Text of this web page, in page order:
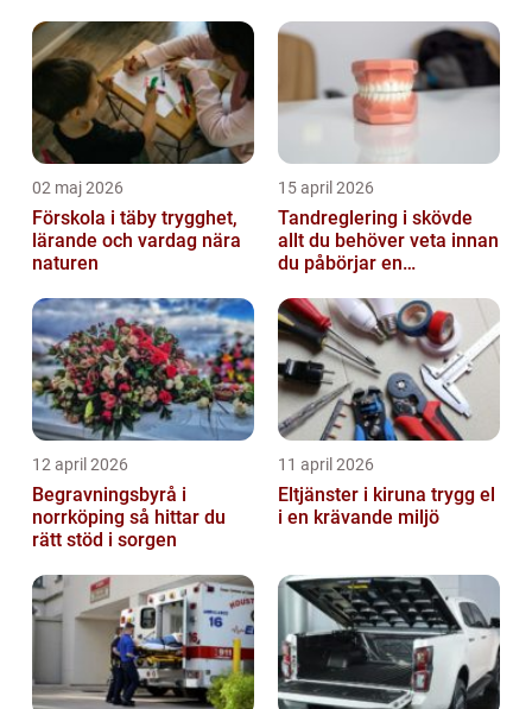
02 maj 2026
Förskola i täby trygghet,
lärande och vardag nära
naturen
15 april 2026
Tandreglering i skövde
allt du behöver veta innan
du påbörjar en
12 april 2026
Begravningsbyrå i
norrköping så hittar du
rätt stöd i sorgen
11 april 2026
Eltjänster i kiruna trygg el
i en krävande miljö